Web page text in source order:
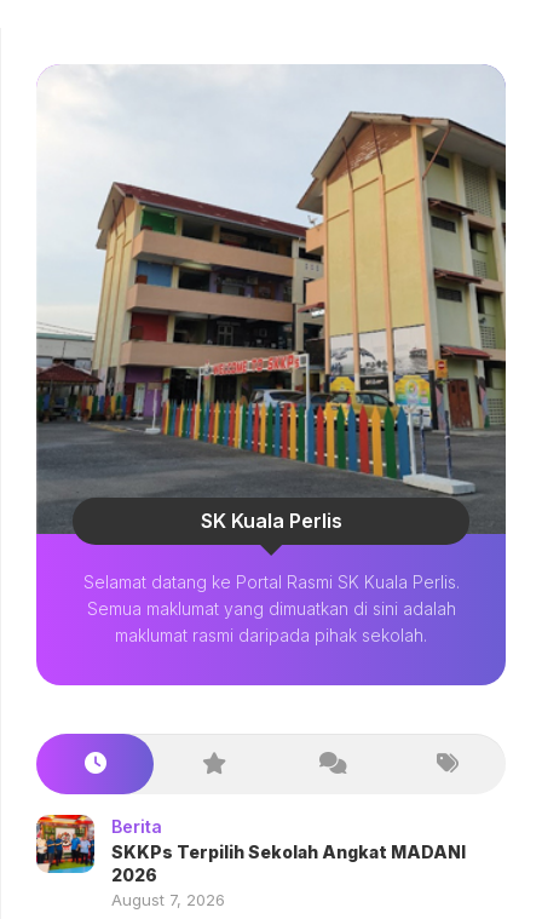
SK Kuala Perlis
Selamat datang ke Portal Rasmi SK Kuala Perlis.
Semua maklumat yang dimuatkan di sini adalah
maklumat rasmi daripada pihak sekolah.
Berita
SKKPs Terpilih Sekolah Angkat MADANI
2026
August 7, 2026